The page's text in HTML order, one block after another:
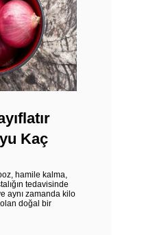
Kaç
hamile kalma,
tedavisinde
aynı zamanda kilo
doğal bir